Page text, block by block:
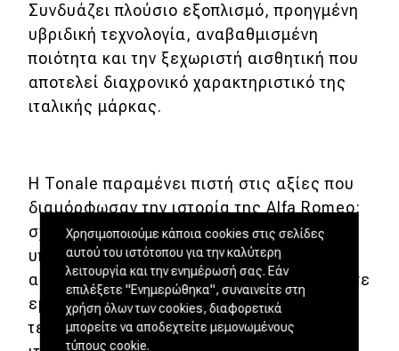
Συνδυάζει πλούσιο εξοπλισμό, προηγμένη
υβριδική τεχνολογία, αναβαθμισμένη
ποιότητα και την ξεχωριστή αισθητική που
αποτελεί διαχρονικό χαρακτηριστικό της
ιταλικής μάρκας.
Η Tonale παραμένει πιστή στις αξίες που
διαμόρφωσαν την ιστορία της Alfa Romeo:
σχεδίαση που ξεχωρίζει, τεχνολογία που
υπηρετεί τον οδηγό και μια οδηγική
αίσθηση που μετατρέπει κάθε διαδρομή σε
εμπειρία. Με ξεχωριστό στιλ, προηγμένη
τεχνολογία και τον μοναδικό συνδυασμό
Χρησιμοποιούμε κάποια cookies στις σελίδες
αυτού του ιστότοπου για την καλύτερη
λειτουργία και την ενημέρωσή σας. Εάν
επιλέξετε "Ενημερώθηκα", συναινείτε στη
χρήση όλων των cookies, διαφορετικά
μπορείτε να αποδεχτείτε μεμονωμένους
τύπους cookie.